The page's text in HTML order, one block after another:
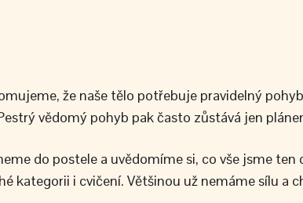
že naše tělo potřebuje pravidelný
vědomý pohyb pak často zůstává jen
do postele a uvědomíme si, co vše jsme ten
kategorii i cvičení. Většinou už nemáme sílu a